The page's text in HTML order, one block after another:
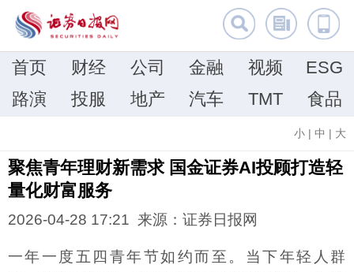
首页 财经 公司 金融 视频
ESG
路演
投服 地产 汽车 TMT 食品
小 | 中 | 大
聚焦青年理财新需求 国金证券AI投顾打造轻
量化财富服务
2026-04-28 17:21 来源：证券日报网
一年一度五四青年节如约而至。当下年轻人群